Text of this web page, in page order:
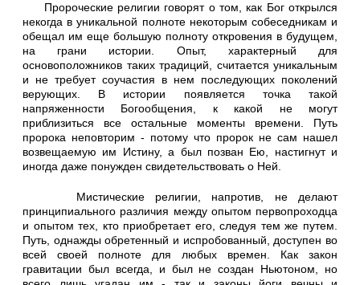
Пророческие религии говорят о том, как Бог открылся
некогда в уникальной полноте некоторым собеседникам и
обещал им еще большую полноту откровения в будущем,
на грани истории. Опыт, характерный для
основоположников таких традиций, считается уникальным
и не требует соучастия в нем последующих поколений
верующих. В истории появляется точка такой
напряженности Богообщения, к какой не могут
приблизиться все остальные моменты времени. Путь
пророка неповторим - потому что пророк не сам нашел
возвещаемую им Истину, а был позван Ею, настигнут и
иногда даже понужден свидетельствовать о Ней.
Мистические религии, напротив, не делают
принципиального различия между опытом первопроходца
и опытом тех, кто приобретает его, следуя тем же путем.
Путь, однажды обретенный и испробованный, доступен во
всей своей полноте для любых времен. Как закон
гравитации был всегда, и был не создан Ньютоном, но